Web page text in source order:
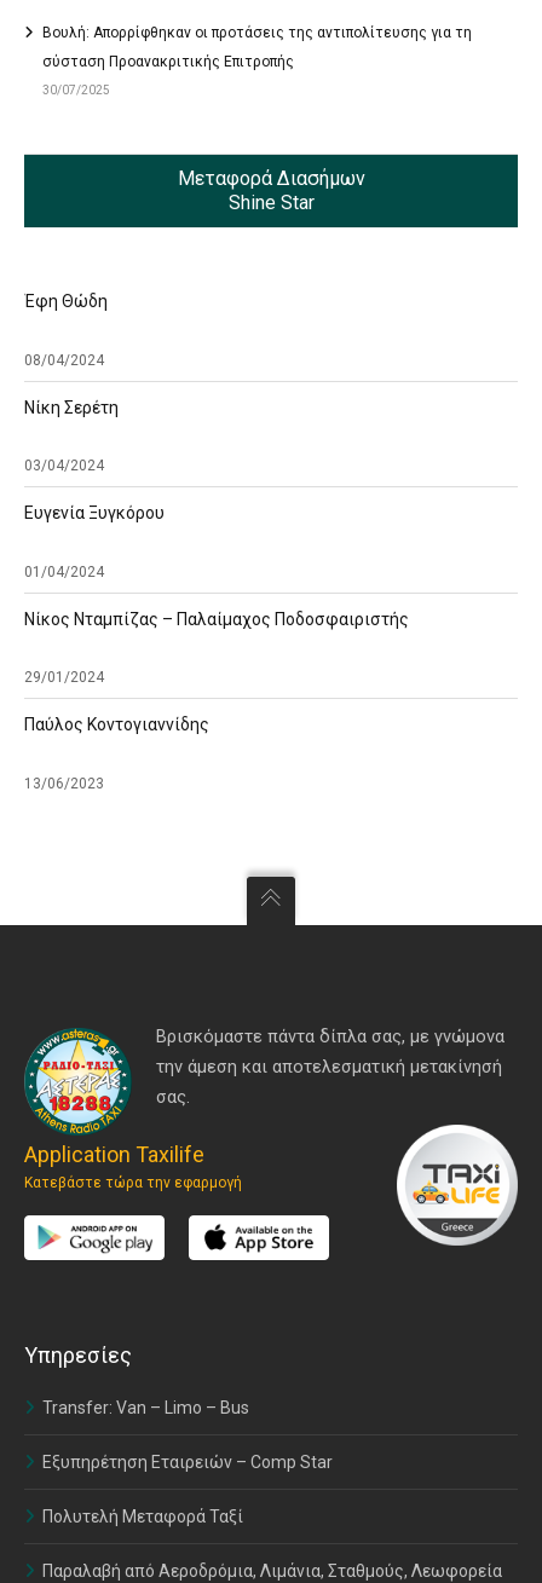
Βουλή: Απορρίφθηκαν οι προτάσεις της αντιπολίτευσης για τη
σύσταση Προανακριτικής Επιτροπής
30/07/2025
Μεταφορά Διασήμων
Shine Star
Έφη Θώδη
08/04/2024
Νίκη Σερέτη
03/04/2024
Ευγενία Ξυγκόρου
01/04/2024
Νίκος Νταμπίζας – Παλαίμαχος Ποδοσφαιριστής
29/01/2024
Παύλος Κοντογιαννίδης
13/06/2023
Βρισκόμαστε πάντα δίπλα σας, με γνώμονα
την άμεση και αποτελεσματική μετακίνησή
σας.
Application Taxilife
Κατεβάστε τώρα την εφαρμογή
Υπηρεσίες
Transfer: Van – Limo – Bus
Εξυπηρέτηση Εταιρειών – Comp Star
Πολυτελή Μεταφορά Ταξί
Παραλαβή από Αεροδρόμια, Λιμάνια, Σταθμούς, Λεωφορεία